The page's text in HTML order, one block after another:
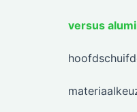
versus